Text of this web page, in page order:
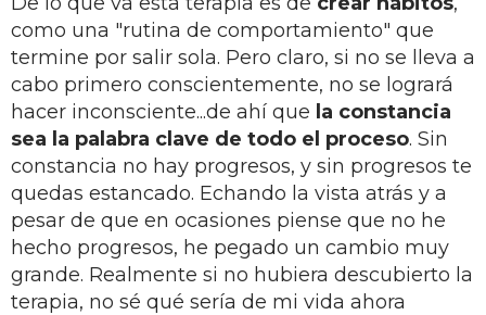
como una "rutina de comportamiento" que
termine por salir sola. Pero claro, si no se lleva a
cabo primero conscientemente, no se logrará
hacer inconsciente...de ahí que la constancia
sea la palabra clave de todo el proceso. Sin
constancia no hay progresos, y sin progresos te
quedas estancado. Echando la vista atrás y a
pesar de que en ocasiones piense que no he
hecho progresos, he pegado un cambio muy
grande. Realmente si no hubiera descubierto la
terapia, no sé qué sería de mi vida ahora